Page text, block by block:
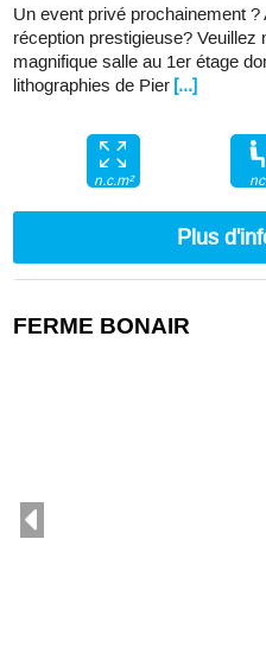
Un event privé prochainement ?
réception prestigieuse?
magnifique salle au 1er étage
lithographies de Pier [...]
n.c.m² nc
Plus
FERME BONAIR